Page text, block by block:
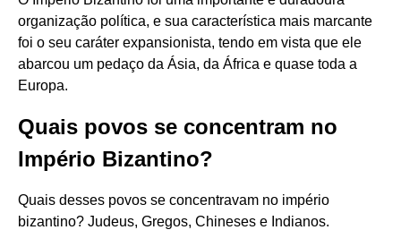
organização política, e sua característica mais marcante
foi o seu caráter expansionista, tendo em vista que ele
abarcou um pedaço da Ásia, da África e quase toda a
Europa.
Quais povos se concentram no
Império Bizantino?
Quais desses povos se concentravam no império
bizantino? Judeus, Gregos, Chineses e Indianos.